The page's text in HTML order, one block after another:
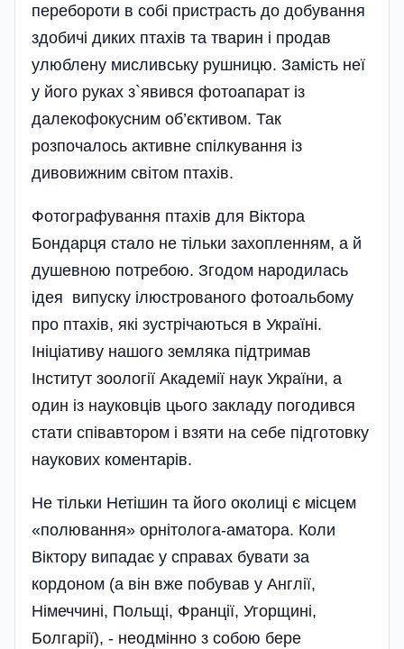
перебороти в собі пристрасть до добування
здобичі диких птахів та тварин і продав
улюблену мисливську рушницю. Замість неї
у його руках з`явився фотоапарат із
далекофокусним об’єктивом. Так
розпочалось активне спілкування із
дивовижним світом птахів.
Фотографування птахів для Віктора
Бондарця стало не тільки захопленням, а й
душевною потребою. Згодом народилась
ідея випуску ілюстрованого фотоальбому
про птахів, які зустрічаються в Україні.
Ініціативу нашого земляка підтримав
Інститут зоології Академії наук України, а
один із науковців цього закладу погодився
стати співавтором і взяти на себе підготовку
наукових коментарів.
Не тільки Нетішин та його околиці є місцем
«полювання» орнітолога-аматора. Коли
Віктору випадає у справах бувати за
кордоном (а він вже побував у Англії,
Німеччині, Польщі, Франції, Угорщині,
Болгарії), - неодмінно з собою бере